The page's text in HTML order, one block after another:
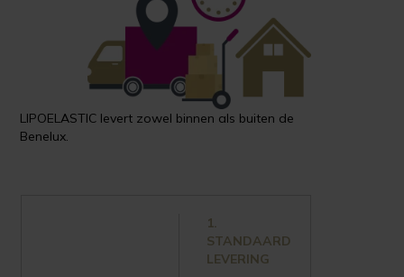
LIPOELASTIC levert zowel binnen als buiten de
Benelux.
1.
STANDAARD
LEVERING